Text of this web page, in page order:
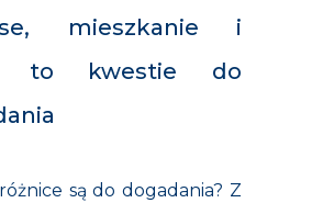
mieszkanie i
to kwestie do
są do dogadania? Z